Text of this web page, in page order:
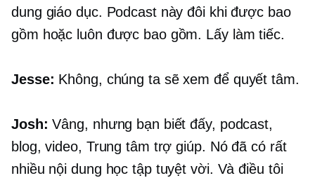
dung giáo dục. Podcast này đôi khi được bao
gồm hoặc luôn được bao gồm. Lấy làm tiếc.
Jesse: Không, chúng ta sẽ xem để quyết tâm.
Josh: Vâng, nhưng bạn biết đấy, podcast,
blog, video, Trung tâm trợ giúp. Nó đã có rất
nhiều nội dung học tập tuyệt vời. Và điều tôi